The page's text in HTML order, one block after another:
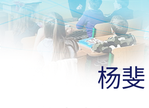
杨